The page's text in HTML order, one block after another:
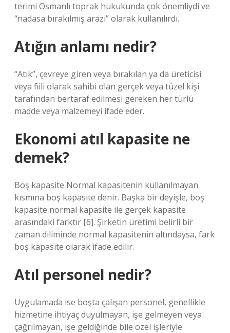
terimi Osmanlı toprak hukukunda çok önemliydi ve
“nadasa bırakılmış arazi” olarak kullanılırdı.
Atığın anlamı nedir?
“Atık”, çevreye giren veya bırakılan ya da üreticisi
veya fiili olarak sahibi olan gerçek veya tüzel kişi
tarafından bertaraf edilmesi gereken her türlü
madde veya malzemeyi ifade eder.
Ekonomi atıl kapasite ne
demek?
Boş kapasite Normal kapasitenin kullanılmayan
kısmına boş kapasite denir. Başka bir deyişle, boş
kapasite normal kapasite ile gerçek kapasite
arasındaki farktır [6]. Şirketin üretimi belirli bir
zaman diliminde normal kapasitenin altındaysa, fark
boş kapasite olarak ifade edilir.
Atıl personel nedir?
Uygulamada ise boşta çalışan personel, genellikle
hizmetine ihtiyaç duyulmayan, işe gelmeyen veya
çağrılmayan, işe geldiğinde bile özel işleriyle